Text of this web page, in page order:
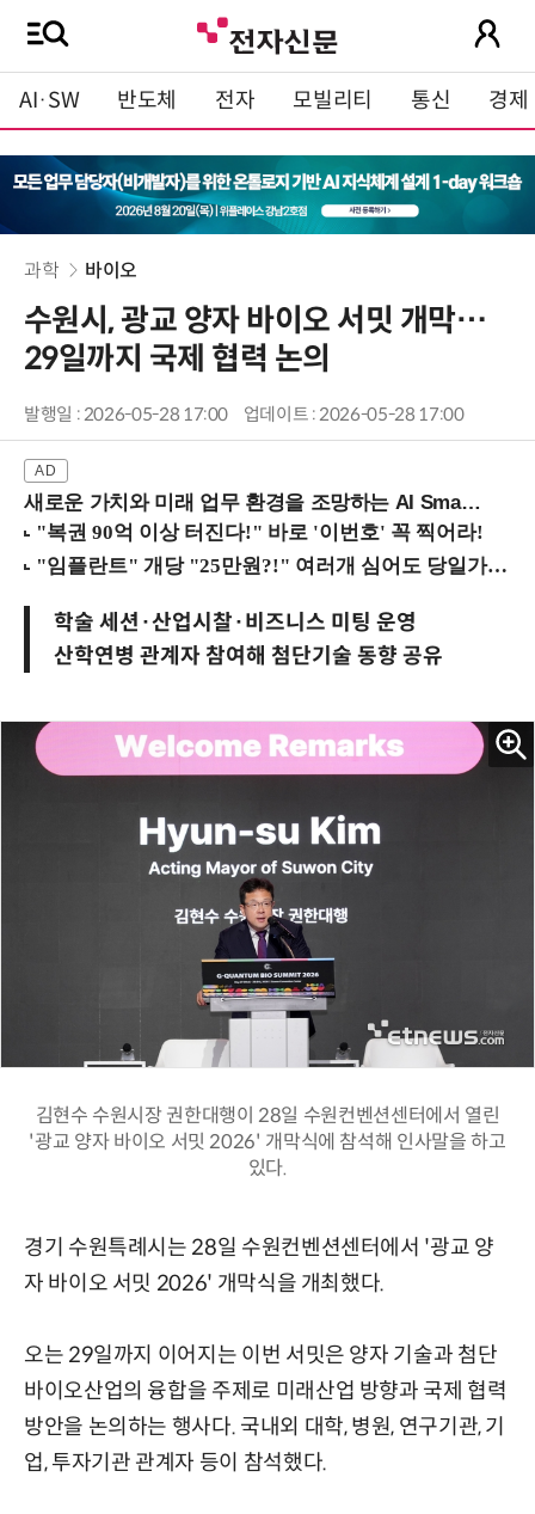
AI·SW 반도체 전자 모빌리티 통신 경제
과학 바이오
수원시, 광교 양자 바이오 서밋 개막…
29일까지 국제 협력 논의
발행일 : 2026-05-28 17:00 업데이트 : 2026-05-28 17:00
새로운 가치와 미래 업무 환경을 조망하는 AI Smart Work Summit 2026 (9/11 코엑스)
학술 세션·산업시찰·비즈니스 미팅 운영
산학연병 관계자 참여해 첨단기술 동향 공유
김현수 수원시장 권한대행이 28일 수원컨벤션센터에서 열린
'광교 양자 바이오 서밋 2026' 개막식에 참석해 인사말을 하고
있다.
경기 수원특례시는 28일 수원컨벤션센터에서 '광교 양
자 바이오 서밋 2026' 개막식을 개최했다.
오는 29일까지 이어지는 이번 서밋은 양자 기술과 첨단
바이오산업의 융합을 주제로 미래산업 방향과 국제 협력
방안을 논의하는 행사다. 국내외 대학, 병원, 연구기관, 기
업, 투자기관 관계자 등이 참석했다.